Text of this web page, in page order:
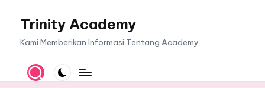
Trinity Academy
Kami Memberikan Informasi Tentang Academy